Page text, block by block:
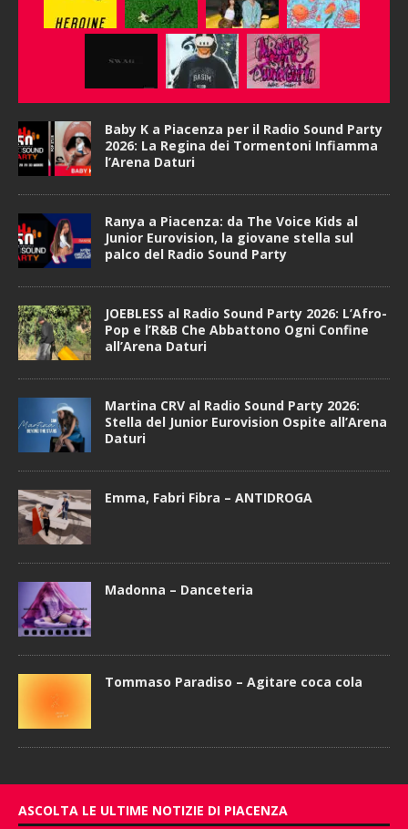
Baby K a Piacenza per il Radio Sound Party
2026: La Regina dei Tormentoni Infiamma
l’Arena Daturi
Ranya a Piacenza: da The Voice Kids al
Junior Eurovision, la giovane stella sul
palco del Radio Sound Party
JOEBLESS al Radio Sound Party 2026: L’Afro-
Pop e l’R&B Che Abbattono Ogni Confine
all’Arena Daturi
Martina CRV al Radio Sound Party 2026:
Stella del Junior Eurovision Ospite all’Arena
Daturi
Emma, Fabri Fibra – ANTIDROGA
Madonna – Danceteria
Tommaso Paradiso – Agitare coca cola
ASCOLTA LE ULTIME NOTIZIE DI PIACENZA